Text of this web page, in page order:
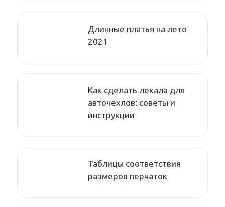
Длинные платья на лето
2021
Как сделать лекала для
авточехлов: советы и
инструкции
Таблицы соответствия
размеров перчаток